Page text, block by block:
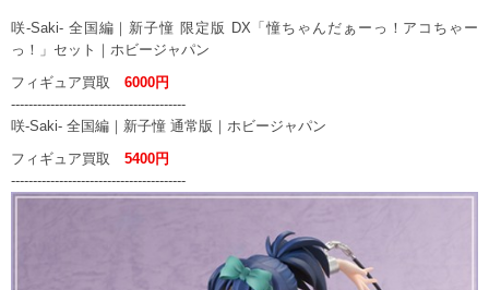
咲-Saki- 全国編｜新子憧 限定版 DX「憧ちゃんだぁーっ！アコちゃー
っ！」セット｜ホビージャパン
フィギュア買取 6000円
----------------------------------------
咲-Saki- 全国編｜新子憧 通常版｜ホビージャパン
フィギュア買取 5400円
----------------------------------------